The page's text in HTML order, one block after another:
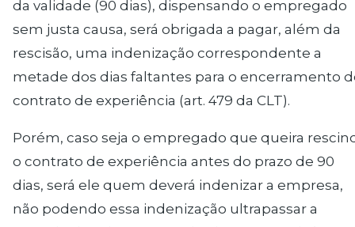
da validade (90 dias), dispensando o empregado
sem justa causa, será obrigada a pagar, além da
rescisão, uma indenização correspondente a
metade dos dias faltantes para o encerramento
contrato de experiência (art. 479 da CLT).
Porém, caso seja o empregado que queira
o contrato de experiência antes do prazo de 90
dias, será ele quem deverá indenizar a empresa,
não podendo essa indenização ultrapassar a